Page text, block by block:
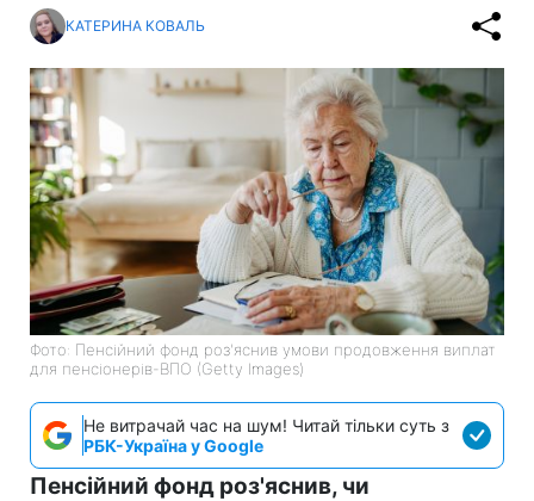
КАТЕРИНА КОВАЛЬ
Фото: Пенсійний фонд роз'яснив умови продовження виплат
для пенсіонерів-ВПО (Getty Images)
Не витрачай час на шум! Читай тільки суть з
РБК-Україна у Google
Пенсійний фонд роз'яснив, чи